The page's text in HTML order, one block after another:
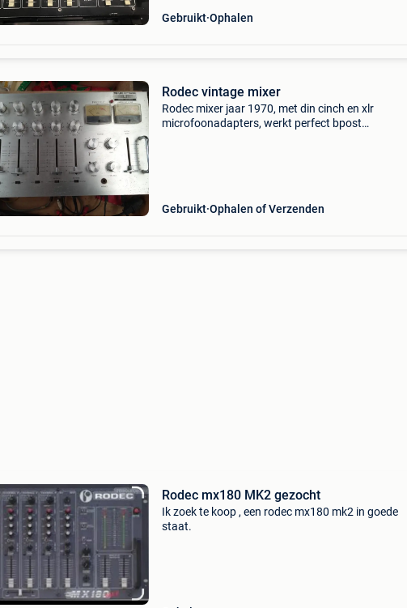
Gebruikt Ophalen
Rodec vintage mixer
Rodec mixer jaar 1970, met din cinch en xlr
microfoonadapters, werkt perfect bpost
Gebruikt Ophalen of Verzenden
Rodec mx180 MK2 gezocht
Ik zoek te koop , een rodec mx180 mk2 in goede
staat.